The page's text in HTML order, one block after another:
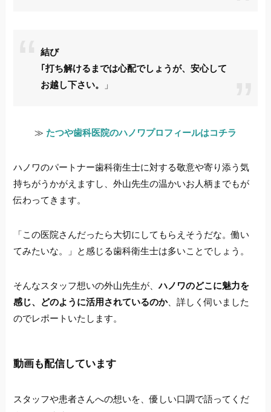
結び
｢打ち解けるまでは心配でしょうが、安心して
お越し下さい。
」
≫ たつや歯科医院のハノワプロフィールはコチラ
ハノワのパートナー歯科衛生士に対する敬意や寄り添う気
持ちがうかがえますし、外山先生の温かいお人柄までもが
伝わってきます。
「この医院さんだったら大切にしてもらえそうだな。働い
てみたいな。」と感じる歯科衛生士は多いことでしょう。
そんなスタッフ想いの外山先生が、ハノワのどこに魅力を
感じ、どのように活用されているのか、詳しく伺いました
のでレポートいたします。
動画も配信しています
スタッフや患者さんへの想いを、優しい口調で語ってくだ